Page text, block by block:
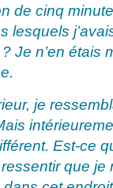
de cinq
lesquels
Je n’en étais
je
Est-ce
que je